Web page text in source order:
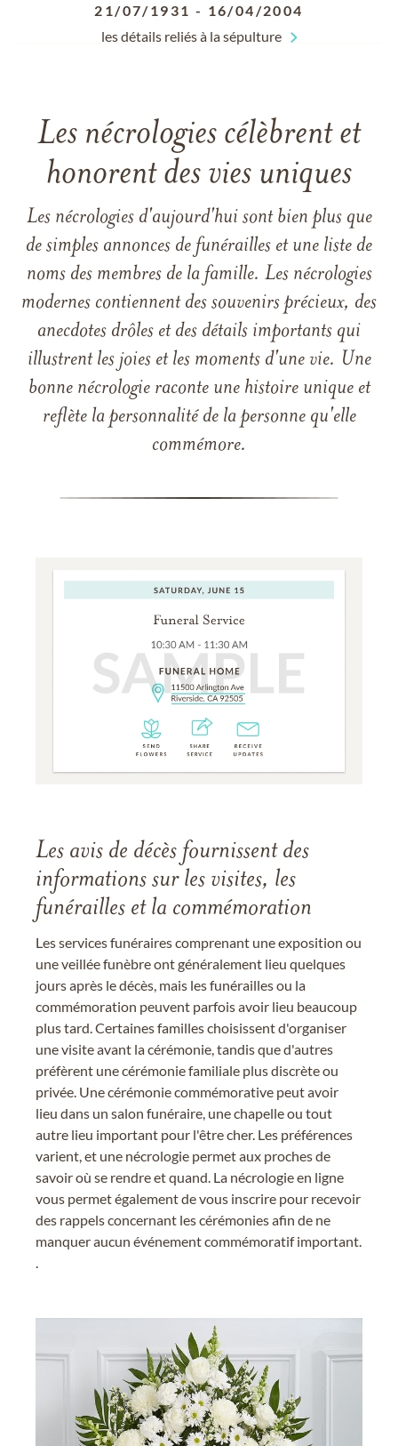
21/07/1931 - 16/04/2004
les détails reliés à la sépulture
Les nécrologies célèbrent et
honorent des vies uniques
Les nécrologies d'aujourd'hui sont bien plus que
de simples annonces de funérailles et une liste de
noms des membres de la famille. Les nécrologies
modernes contiennent des souvenirs précieux, des
anecdotes drôles et des détails importants qui
illustrent les joies et les moments d'une vie. Une
bonne nécrologie raconte une histoire unique et
reflète la personnalité de la personne qu'elle
commémore.
Les avis de décès fournissent des
informations sur les visites, les
funérailles et la commémoration
Les services funéraires comprenant une exposition ou
une veillée funèbre ont généralement lieu quelques
jours après le décès, mais les funérailles ou la
commémoration peuvent parfois avoir lieu beaucoup
plus tard. Certaines familles choisissent d'organiser
une visite avant la cérémonie, tandis que d'autres
préfèrent une cérémonie familiale plus discrète ou
privée. Une cérémonie commémorative peut avoir
lieu dans un salon funéraire, une chapelle ou tout
autre lieu important pour l'être cher. Les préférences
varient, et une nécrologie permet aux proches de
savoir où se rendre et quand. La nécrologie en ligne
vous permet également de vous inscrire pour recevoir
des rappels concernant les cérémonies afin de ne
manquer aucun événement commémoratif important.